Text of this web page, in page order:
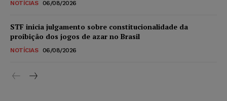
NOTÍCIAS 06/08/2026
STF inicia julgamento sobre constitucionalidade da
proibição dos jogos de azar no Brasil
NOTÍCIAS 06/08/2026